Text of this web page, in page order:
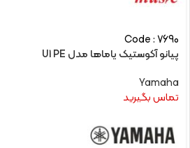
Code : 7690
پیانو آکوستیک یاماها مدل U1 PE
Yamaha
تماس بگیرید